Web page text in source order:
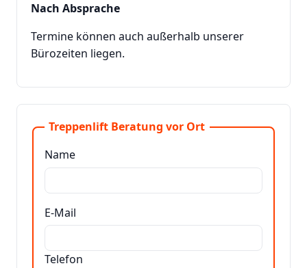
Nach Absprache
Termine können auch außerhalb unserer
Bürozeiten liegen.
Treppenlift Beratung vor Ort
Name
E-Mail
Telefon